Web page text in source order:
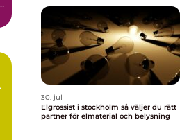
30. jul
Elgrossist i stockholm så väljer du rätt
partner för elmaterial och belysning